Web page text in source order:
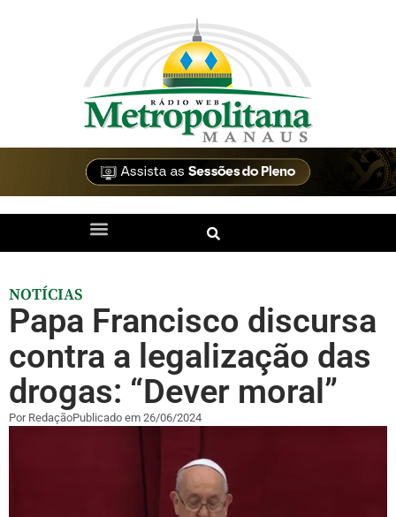
NOTÍCIAS
Papa Francisco discursa
contra a legalização das
drogas: “Dever moral”
PorRedaçãoPublicado em 26/06/2024